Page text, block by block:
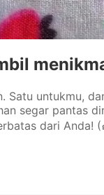
untukmu,
segar pantas
dari